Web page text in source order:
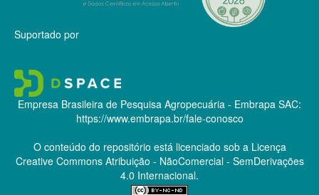
Suportado por
Empresa Brasileira de Pesquisa Agropecuária - Embrapa SAC:
https://www.embrapa.br/fale-conosco
O conteúdo do repositório está licenciado sob a Licença
Creative CommonsAtribuição - NãoComercial - SemDerivações
4.0 Internacional.